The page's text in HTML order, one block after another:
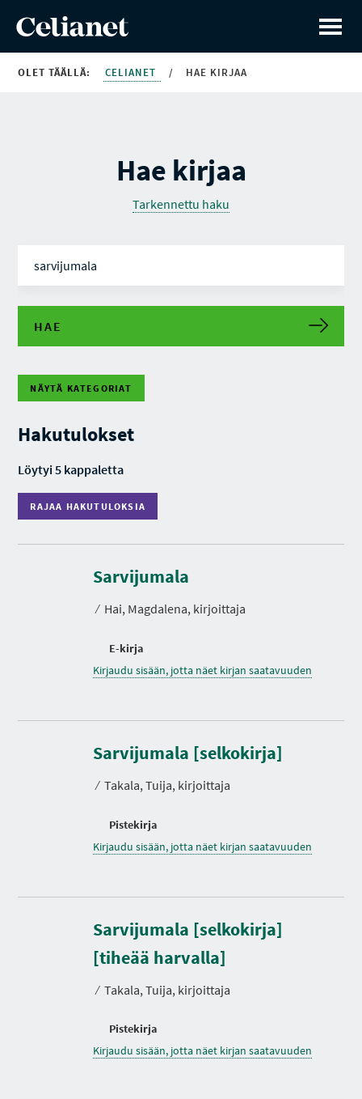
OLET TÄÄLLÄ: CELIANET / HAE KIRJAA
Hae kirjaa
Tarkennettu haku
HAE
NÄYTÄ KATEGORIAT
Hakutulokset
Löytyi 5 kappaletta
RAJAA HAKUTULOKSIA
A
A
U
T
U
O
Sarvijumala
⁄ Hai, Magdalena, kirjoittaja
E-kirja
Kirjaudu sisään, jotta näet kirjan saatavuuden
Sarvijumala [selkokirja]
⁄ Takala, Tuija, kirjoittaja
Pistekirja
Kirjaudu sisään, jotta näet kirjan saatavuuden
Sarvijumala [selkokirja]
[tiheää harvalla]
⁄ Takala, Tuija, kirjoittaja
Pistekirja
Kirjaudu sisään, jotta näet kirjan saatavuuden